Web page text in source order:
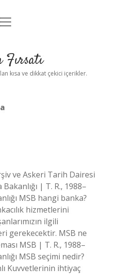
Uyarı
menüyü
Fırsatı
kısa ve dikkat çekici içerikler.
ve Askeri Tarih Dairesi
| T. R., 1988–
MSB hangi banka?
hizmetlerini
ilgili
gerekecektir. MSB ne
MSB | T. R., 1988–
MSB seçimi nedir?
Kuvvetlerinin ihtiyaç